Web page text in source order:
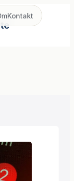
Kontakt